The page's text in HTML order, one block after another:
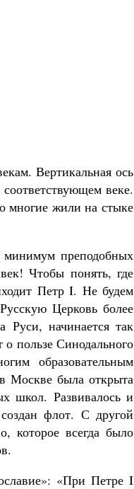
Вертикальная ось
веке.
многие жили на стыке
преподобных
Чтобы понять, где
Петр I. Не будем
Церковь более
Руси, начинается так
пользе Синодального
образовательным
Москве была открыта
школ. Развивалось и
флот. С другой
которое всегда было
«При Петре I